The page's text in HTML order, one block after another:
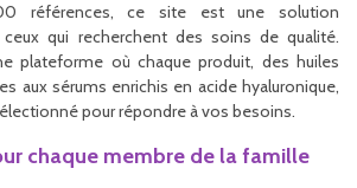
références, ce site est une solution
qui recherchent des soins de qualité.
plateforme où chaque produit, des huiles
aux sérums enrichis en acide hyaluronique,
pour répondre à vos besoins.
chaque membre de la famille